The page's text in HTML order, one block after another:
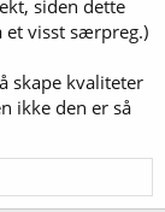
siden dette
et visst særpreg.)
skape kvaliteter
ikke den er så